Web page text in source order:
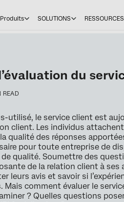
Produits SOLUTIONS RESSOURCES
du
READ
utilisé, le service client est
client. Les individus
qualité des réponses
pour toute entreprise de
qualité. Soumettre des
de la relation client à ses
leurs avis et savoir si
Mais comment évaluer le
? Quelles questions